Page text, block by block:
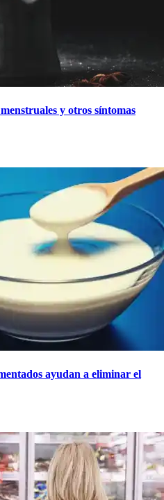
y otros síntomas
ayudan a eliminar el